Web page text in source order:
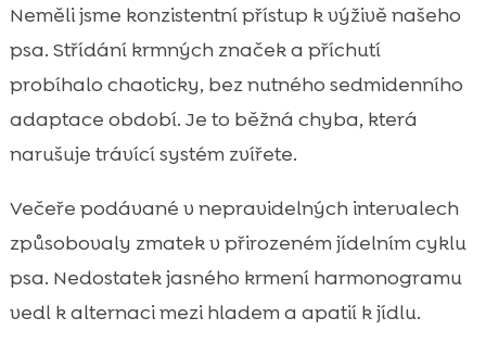
Neměli jsme konzistentní přístup k výživě našeho
psa. Střídání krmných značek a příchutí
probíhalo chaoticky, bez nutného sedmidenního
adaptace období. Je to běžná chyba, která
narušuje trávící systém zvířete.
Večeře podávané v nepravidelných intervalech
způsobovaly zmatek v přirozeném jídelním cyklu
psa. Nedostatek jasného krmení harmonogramu
vedl k alternaci mezi hladem a apatií k jídlu.